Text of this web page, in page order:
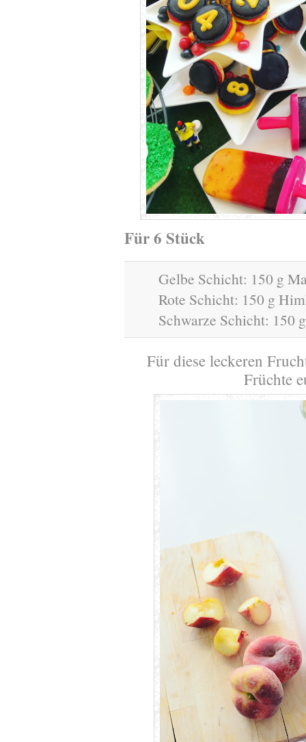
Für 6 Stück
Gelbe Schicht: 150 g
Rote Schicht: 150 g
Schwarze Schicht: 150
Für diese leckeren
Früchte